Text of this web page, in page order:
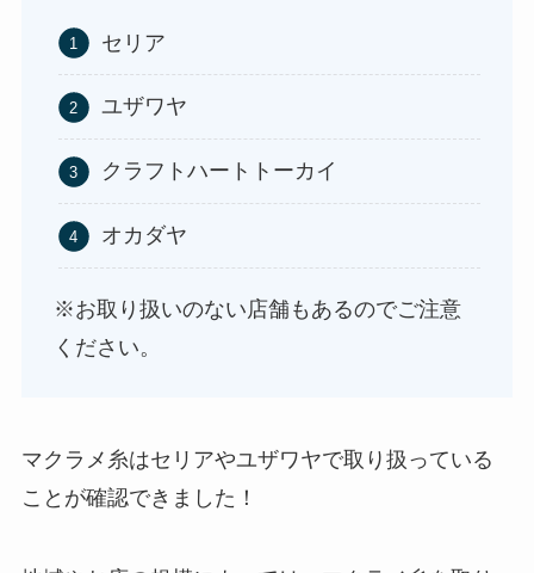
やべぇ旨いスパイスはどこで買える?カルディやイ
オンでは売ってない!
セリア
ユザワヤ
クラフトハートトーカイ
オカダヤ
※お取り扱いのない店舗もあるのでご注意
ください。
マクラメ糸はセリアやユザワヤで取り扱っている
ことが確認できました！